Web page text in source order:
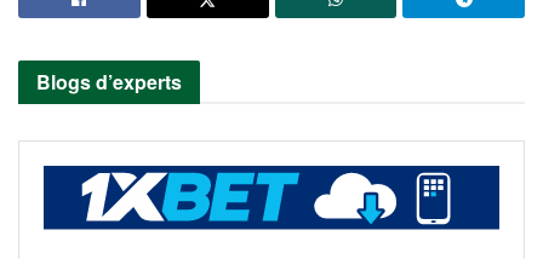
Blogs d’experts